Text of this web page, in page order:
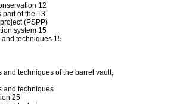
12
part of the 13
(PSPP)
system 15
and techniques 15
and techniques of the barrel vault;
and techniques
25